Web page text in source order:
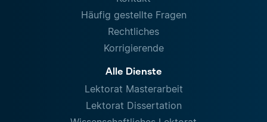
Häufig gestellte Fragen
Rechtliches
Korrigierende
Alle Dienste
Lektorat Masterarbeit
Lektorat Dissertation